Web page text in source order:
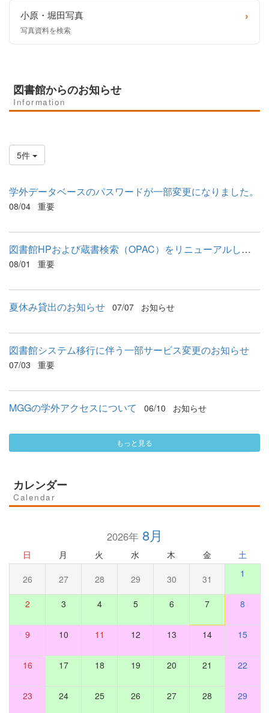
小原・堀田写真 ›
写真資料を検索
図書館からのお知らせ
Information
5件
学外データベースのパスワードが一部変更になりました。
08/04 重要
図書館HPおよび蔵書検索（OPAC）をリニューアルしました
08/01 重要
夏休み貸出のお知らせ 07/07 お知らせ
図書館システム移行に伴う一部サービス変更のお知らせ
07/03 重要
MGGの学外アクセスについて 06/10 お知らせ
もっと見る
カレンダー
Calendar
2026年8月
日 月 火 水 木 金 土
26 27 28 29 30 31 1
2 3 4 5 6 7 8
9 10 11 12 13 14 15
16 17 18 19 20 21 22
23 24 25 26 27 28 29